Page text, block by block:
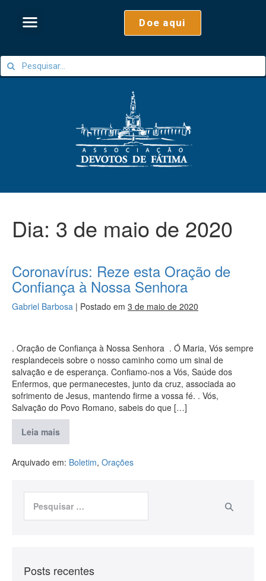
Doe aqui
Dia: 3 de maio de 2020
Coronavírus: Reze esta Oração de
Confiança à Nossa Senhora
Gabriel Barbosa | Postado em 3 de maio de 2020
. Oração de Confiança à Nossa Senhora . Ó Maria, Vós sempre
resplandeceis sobre o nosso caminho como um sinal de
salvação e de esperança. Confiamo-nos a Vós, Saúde dos
Enfermos, que permanecestes, junto da cruz, associada ao
sofrimento de Jesus, mantendo firme a vossa fé. . Vós,
Salvação do Povo Romano, sabeis do que […]
Leia mais
Arquivado em: Boletim, Orações
Posts recentes